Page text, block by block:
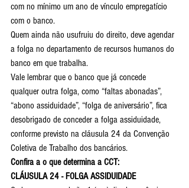
com no mínimo um ano de vínculo empregatício
com o banco.
Quem ainda não usufruiu do direito, deve agendar
a folga no departamento de recursos humanos do
banco em que trabalha.
Vale lembrar que o banco que já concede
qualquer outra folga, como “faltas abonadas”,
“abono assiduidade”, “folga de aniversário”, fica
desobrigado de conceder a folga assiduidade,
conforme previsto na cláusula 24 da Convenção
Coletiva de Trabalho dos bancários.
Confira a o que determina a CCT:
CLÁUSULA 24 - FOLGA ASSIDUIDADE